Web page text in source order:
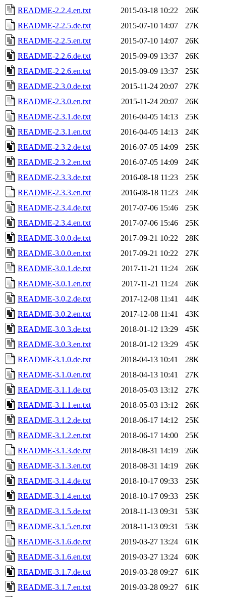
README-2.2.4.en.txt
2015-03-18 10:22
26K
README-2.2.5.de.txt
2015-07-10 14:07
27K
README-2.2.5.en.txt
2015-07-10 14:07
26K
README-2.2.6.de.txt
2015-09-09 13:37
26K
README-2.2.6.en.txt
2015-09-09 13:37
25K
README-2.3.0.de.txt
2015-11-24 20:07
27K
README-2.3.0.en.txt
2015-11-24 20:07
26K
README-2.3.1.de.txt
2016-04-05 14:13
25K
README-2.3.1.en.txt
2016-04-05 14:13
24K
README-2.3.2.de.txt
2016-07-05 14:09
25K
README-2.3.2.en.txt
2016-07-05 14:09
24K
README-2.3.3.de.txt
2016-08-18 11:23
25K
README-2.3.3.en.txt
2016-08-18 11:23
24K
README-2.3.4.de.txt
2017-07-06 15:46
25K
README-2.3.4.en.txt
2017-07-06 15:46
25K
README-3.0.0.de.txt
2017-09-21 10:22
28K
README-3.0.0.en.txt
2017-09-21 10:22
27K
README-3.0.1.de.txt
2017-11-21 11:24
26K
README-3.0.1.en.txt
2017-11-21 11:24
26K
README-3.0.2.de.txt
2017-12-08 11:41
44K
README-3.0.2.en.txt
2017-12-08 11:41
43K
README-3.0.3.de.txt
2018-01-12 13:29
45K
README-3.0.3.en.txt
2018-01-12 13:29
45K
README-3.1.0.de.txt
2018-04-13 10:41
28K
README-3.1.0.en.txt
2018-04-13 10:41
27K
README-3.1.1.de.txt
2018-05-03 13:12
27K
README-3.1.1.en.txt
2018-05-03 13:12
26K
README-3.1.2.de.txt
2018-06-17 14:12
25K
README-3.1.2.en.txt
2018-06-17 14:00
25K
README-3.1.3.de.txt
2018-08-31 14:19
26K
README-3.1.3.en.txt
2018-08-31 14:19
26K
README-3.1.4.de.txt
2018-10-17 09:33
25K
README-3.1.4.en.txt
2018-10-17 09:33
25K
README-3.1.5.de.txt
2018-11-13 09:31
53K
README-3.1.5.en.txt
2018-11-13 09:31
53K
README-3.1.6.de.txt
2019-03-27 13:24
61K
README-3.1.6.en.txt
2019-03-27 13:24
60K
README-3.1.7.de.txt
2019-03-28 09:27
61K
README-3.1.7.en.txt
2019-03-28 09:27
61K